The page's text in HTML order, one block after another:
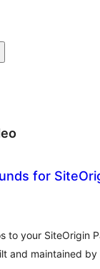
for
to your SiteOrigin
and maintained